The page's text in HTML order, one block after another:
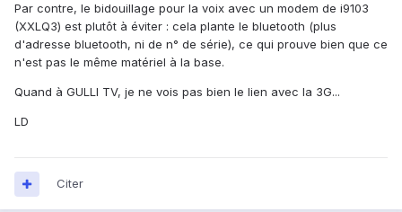
Par contre, le bidouillage pour la voix avec un modem de i9103
(XXLQ3) est plutôt à éviter : cela plante le bluetooth (plus
d'adresse bluetooth, ni de n° de série), ce qui prouve bien que ce
n'est pas le même matériel à la base.
Quand à GULLI TV, je ne vois pas bien le lien avec la 3G...
LD
Citer